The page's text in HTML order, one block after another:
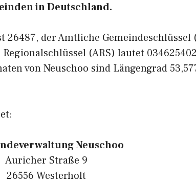
in Deutschland.
der Amtliche Gemeindeschlüssel
(ARS) lautet
von Neuschoo sind Längengrad
Neuschoo
Auricher Straße 9
26556 Westerholt